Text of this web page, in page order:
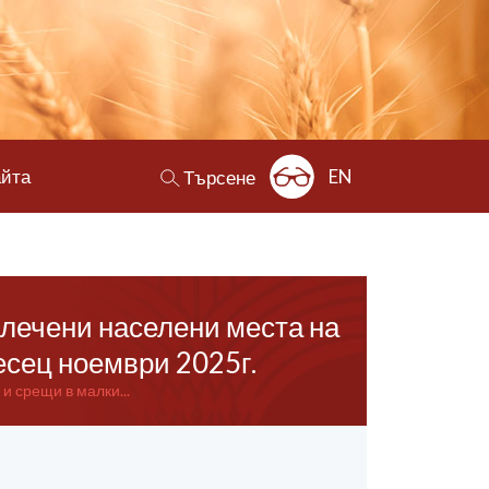
Търсене EN
населени места на
ноември 2025г.
срещи в малки...